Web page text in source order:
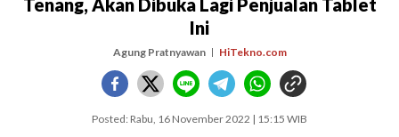
Tenang, Akan Dibuka Lagi Penjualan Tablet
Ini
Agung Pratnyawan HiTekno.com
Posted: Rabu, 16 November 2022 | 15:15 WIB